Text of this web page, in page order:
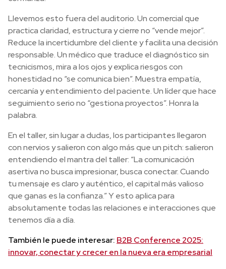
Llevemos esto fuera del auditorio. Un comercial que
practica claridad, estructura y cierre no “vende mejor”.
Reduce la incertidumbre del cliente y facilita una decisión
responsable. Un médico que traduce el diagnóstico sin
tecnicismos, mira a los ojos y explica riesgos con
honestidad no “se comunica bien”. Muestra empatía,
cercanía y entendimiento del paciente. Un líder que hace
seguimiento serio no “gestiona proyectos”. Honra la
palabra.
En el taller, sin lugar a dudas, los participantes llegaron
con nervios y salieron con algo más que un pitch: salieron
entendiendo el mantra del taller: “La comunicación
asertiva no busca impresionar, busca conectar. Cuando
tu mensaje es claro y auténtico, el capital más valioso
que ganas es la confianza.” Y esto aplica para
absolutamente todas las relaciones e interacciones que
tenemos día a día.
También le puede interesar: B2B Conference 2025:
innovar, conectar y crecer en la nueva era empresarial